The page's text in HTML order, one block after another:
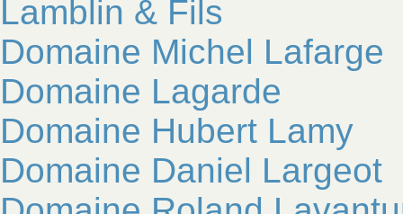
Lamblin & Fils
Domaine Michel Lafarge
Domaine Lagarde
Domaine Hubert Lamy
Domaine Daniel Largeot